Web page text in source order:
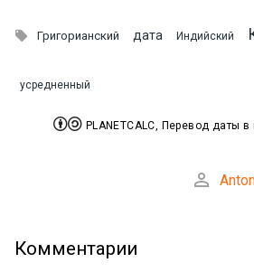
 Григорианский дата Индийский
усредненный
 PLANETCALC, Перевод даты

Комментарии